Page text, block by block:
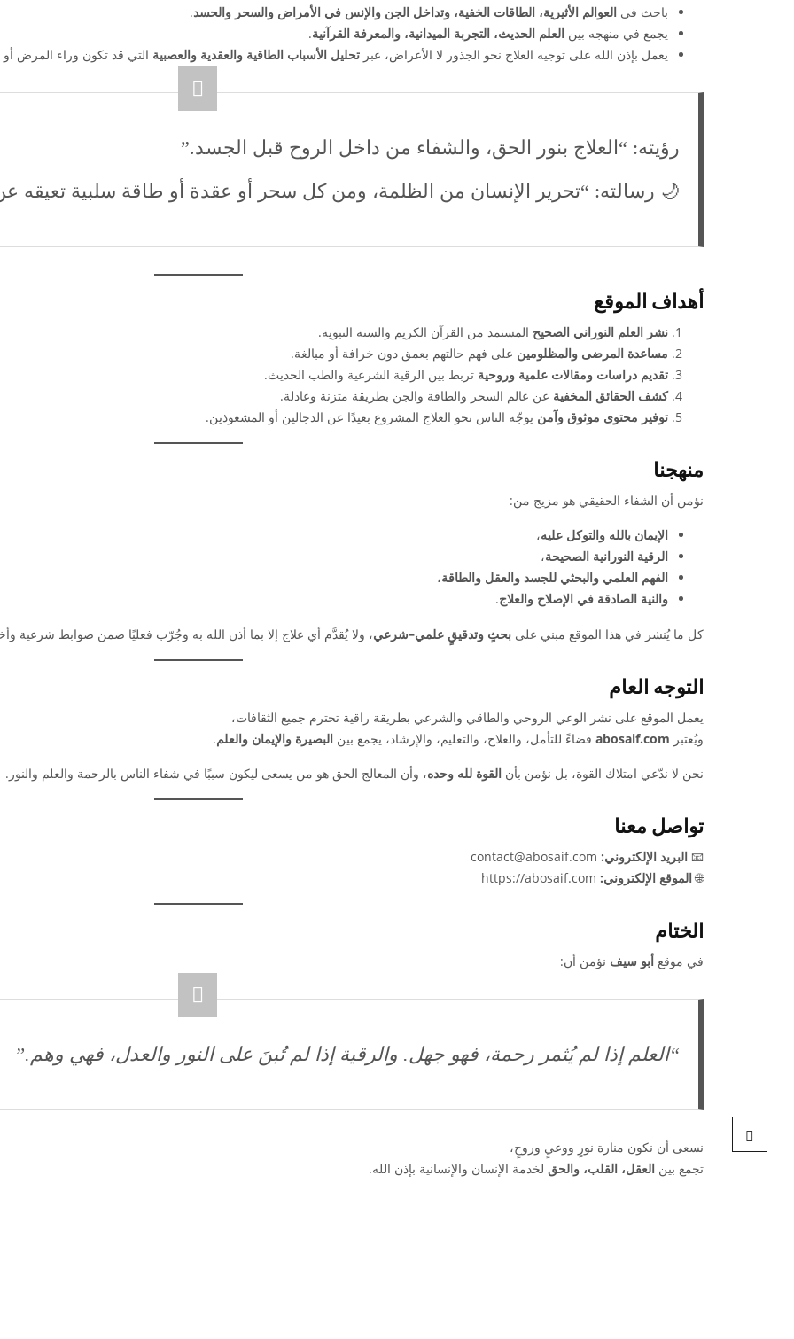
باحث في العوالم الأثيرية، الطاقات الخفية، وتداخل الجن والإنس في الأمراض والسحر والحسد.
يجمع في منهجه بين العلم الحديث، التجربة الميدانية، والمعرفة القرآنية.
يعمل بإذن الله على توجيه العلاج نحو الجذور لا الأعراض، عبر تحليل الأسباب الطاقية والعقدية والعصبية التي قد تكون وراء المرض أو
رؤيته: “العلاج بنور الحق، والشفاء من داخل الروح قبل الجسد.”
🌙 رسالته: “تحرير الإنسان من الظلمة، ومن كل سحر أو عقدة أو طاقة سلبية تعيقه عن
أهداف الموقع
نشر العلم النوراني الصحيح المستمد من القرآن الكريم والسنة النبوية.
مساعدة المرضى والمظلومين على فهم حالتهم بعمق دون خرافة أو مبالغة.
تقديم دراسات ومقالات علمية وروحية تربط بين الرقية الشرعية والطب الحديث.
كشف الحقائق المخفية عن عالم السحر والطاقة والجن بطريقة متزنة وعادلة.
توفير محتوى موثوق وآمن يوجّه الناس نحو العلاج المشروع بعيدًا عن الدجالين أو المشعوذين.
منهجنا
نؤمن أن الشفاء الحقيقي هو مزيج من:
الإيمان بالله والتوكل عليه،
الرقية النورانية الصحيحة،
الفهم العلمي والبحثي للجسد والعقل والطاقة،
والنية الصادقة في الإصلاح والعلاج.
كل ما يُنشر في هذا الموقع مبني على بحثٍ وتدقيقٍ علمي–شرعي، ولا يُقدَّم أي علاج إلا بما أذن الله به وجُرّب فعليًا ضمن ضوابط شرعية
التوجه العام
يعمل الموقع على نشر الوعي الروحي والطاقي والشرعي بطريقة راقية تحترم جميع الثقافات،
ويُعتبر abosaif.com فضاءً للتأمل، والعلاج، والتعليم، والإرشاد، يجمع بين البصيرة والإيمان والعلم.
نحن لا ندّعي امتلاك القوة، بل نؤمن بأن القوة لله وحده، وأن المعالج الحق هو من يسعى ليكون سببًا في شفاء الناس بالرحمة والعلم والنور.
تواصل معنا
📧 البريد الإلكتروني: contact@abosaif.com
🌐الموقع الإلكتروني: https://abosaif.com
الختام
في موقع أبو سيف نؤمن أن:
“العلم إذا لم يُثمر رحمة، فهو جهل. والرقية إذا لم تُبنَ على النور والعدل، فهي وهم.”
نسعى أن نكون منارة نورٍ ووعيٍ وروحٍ،
تجمع بين العقل، القلب، والحق لخدمة الإنسان والإنسانية بإذن الله.